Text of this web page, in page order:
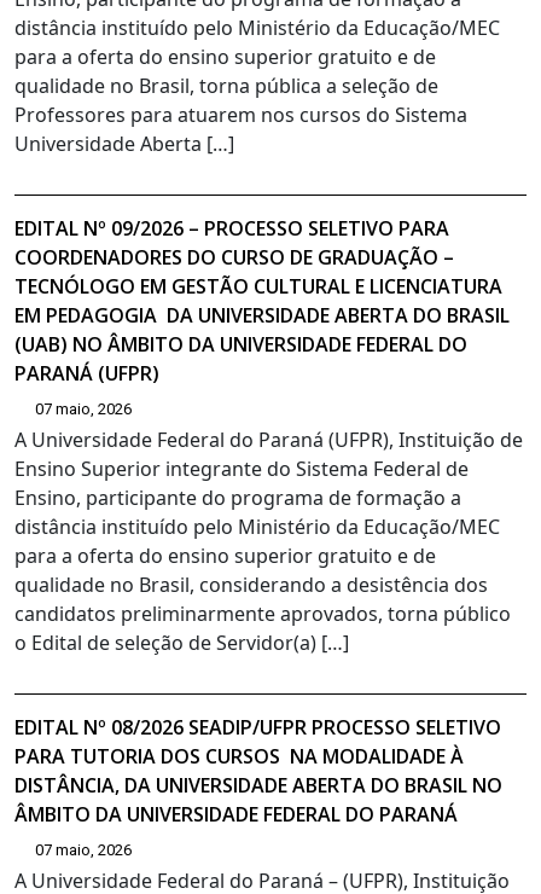
distância instituído pelo Ministério da Educação/MEC
para a oferta do ensino superior gratuito e de
qualidade no Brasil, torna pública a seleção de
Professores para atuarem nos cursos do Sistema
Universidade Aberta […]
EDITAL Nº 09/2026 – PROCESSO SELETIVO PARA
COORDENADORES DO CURSO DE GRADUAÇÃO –
TECNÓLOGO EM GESTÃO CULTURAL E LICENCIATURA
EM PEDAGOGIA DA UNIVERSIDADE ABERTA DO BRASIL
(UAB) NO ÂMBITO DA UNIVERSIDADE FEDERAL DO
PARANÁ (UFPR)
07 maio, 2026
A Universidade Federal do Paraná (UFPR), Instituição de
Ensino Superior integrante do Sistema Federal de
Ensino, participante do programa de formação a
distância instituído pelo Ministério da Educação/MEC
para a oferta do ensino superior gratuito e de
qualidade no Brasil, considerando a desistência dos
candidatos preliminarmente aprovados, torna público
o Edital de seleção de Servidor(a) […]
EDITAL Nº 08/2026 SEADIP/UFPR PROCESSO SELETIVO
PARA TUTORIA DOS CURSOS NA MODALIDADE À
DISTÂNCIA, DA UNIVERSIDADE ABERTA DO BRASIL NO
ÂMBITO DA UNIVERSIDADE FEDERAL DO PARANÁ
07 maio, 2026
A Universidade Federal do Paraná – (UFPR), Instituição